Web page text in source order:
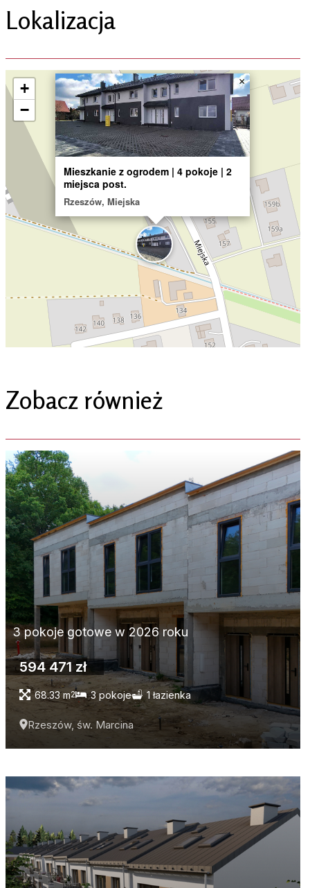
Lokalizacja
Mieszkanie z ogrodem | 4 pokoje | 2
miejsca post.
Rzeszów, Miejska
×
+
−
Zobacz również
3 pokoje gotowe w 2026 roku
594 471 zł
68.33 m2 3 pokoje 1 łazienka
Rzeszów, św. Marcina